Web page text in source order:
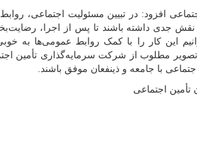
افزود: در تبیین مسئولیت اجتماعی،
نقش جدی داشته باشند تا پس از اجرا،
این کار را با کمک روابط عمومی‌ها به
مطلوب از شرکت سرمایه‌گذاری تأمین
با جامعه و ذینفعان موفق باشند.
اجتماعی